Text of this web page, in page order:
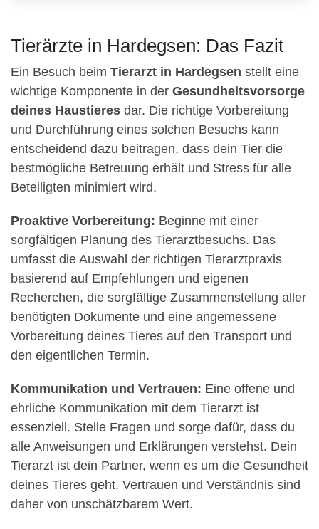
Tierärzte in Hardegsen: Das Fazit
Ein Besuch beim Tierarzt in Hardegsen stellt eine
wichtige Komponente in der Gesundheitsvorsorge
deines Haustieres dar. Die richtige Vorbereitung
und Durchführung eines solchen Besuchs kann
entscheidend dazu beitragen, dass dein Tier die
bestmögliche Betreuung erhält und Stress für alle
Beteiligten minimiert wird.
Proaktive Vorbereitung: Beginne mit einer
sorgfältigen Planung des Tierarztbesuchs. Das
umfasst die Auswahl der richtigen Tierarztpraxis
basierend auf Empfehlungen und eigenen
Recherchen, die sorgfältige Zusammenstellung aller
benötigten Dokumente und eine angemessene
Vorbereitung deines Tieres auf den Transport und
den eigentlichen Termin.
Kommunikation und Vertrauen: Eine offene und
ehrliche Kommunikation mit dem Tierarzt ist
essenziell. Stelle Fragen und sorge dafür, dass du
alle Anweisungen und Erklärungen verstehst. Dein
Tierarzt ist dein Partner, wenn es um die Gesundheit
deines Tieres geht. Vertrauen und Verständnis sind
daher von unschätzbarem Wert.